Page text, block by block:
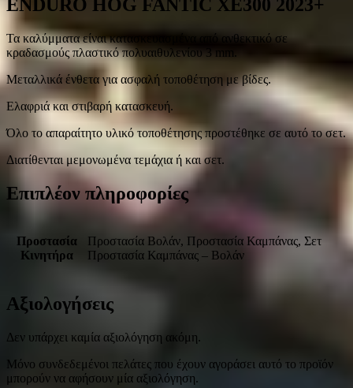
ENDURO HOG FANTIC XE300 2023+
Τα καλύμματα είναι κατασκευασμένα από ανθεκτικό σε
κραδασμούς πλαστικό πολυαιθυλενίου 3 mm.
Μεταλλικά ένθετα για ασφαλή τοποθέτηση με βίδες.
Ελαφριά και στιβαρή κατασκευή.
Όλο το απαραίτητο υλικό τοποθέτησης προστέθηκε σε αυτό το σετ.
Διατίθενται μεμονωμένα τεμάχια ή και σετ.
Επιπλέον πληροφορίες
Προστασία
Κινητήρα
Προστασία Βολάν, Προστασία Καμπάνας, Σετ
Προστασία Καμπάνας – Βολάν
Αξιολογήσεις
Δεν υπάρχει καμία αξιολόγηση ακόμη.
Μόνο συνδεδεμένοι πελάτες που έχουν αγοράσει αυτό το προϊόν
μπορούν να αφήσουν μία αξιολόγηση.